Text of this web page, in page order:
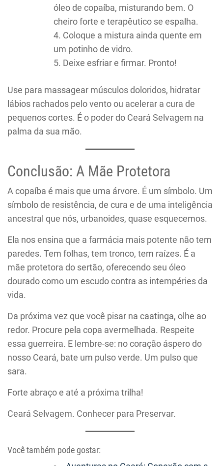
óleo de copaíba, misturando bem. O
cheiro forte e terapêutico se espalha.
Coloque a mistura ainda quente em
um potinho de vidro.
Deixe esfriar e firmar. Pronto!
Use para massagear músculos doloridos, hidratar
lábios rachados pelo vento ou acelerar a cura de
pequenos cortes. É o poder do Ceará Selvagem na
palma da sua mão.
Conclusão: A Mãe Protetora
A copaíba é mais que uma árvore. É um símbolo. Um
símbolo de resistência, de cura e de uma inteligência
ancestral que nós, urbanoides, quase esquecemos.
Ela nos ensina que a farmácia mais potente não tem
paredes. Tem folhas, tem tronco, tem raízes. É a
mãe protetora do sertão, oferecendo seu óleo
dourado como um escudo contra as intempéries da
vida.
Da próxima vez que você pisar na caatinga, olhe ao
redor. Procure pela copa avermelhada. Respeite
essa guerreira. E lembre-se: no coração áspero do
nosso Ceará, bate um pulso verde. Um pulso que
sara.
Forte abraço e até a próxima trilha!
Ceará Selvagem. Conhecer para Preservar.
Você também pode gostar: